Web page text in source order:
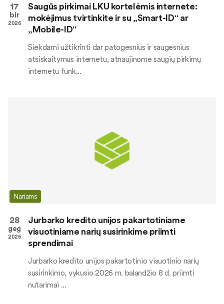
17
bir
2026
Saugūs pirkimai LKU kortelėmis internete:
mokėjimus tvirtinkite ir su „Smart-ID“ ar
„Mobile-ID“
Siekdami užtikrinti dar patogesnius ir saugesnius
atsiskaitymus internetu, atnaujinome saugių pirkimų
internetu funk...
Nariams
28
geg
2026
Jurbarko kredito unijos pakartotiniame
visuotiniame narių susirinkime priimti
sprendimai
Jurbarko kredito unijos pakartotinio visuotinio narių
susirinkimo, vykusio 2026 m. balandžio 8 d. priimti
nutarimai ...